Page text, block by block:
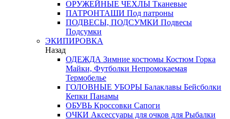
ОРУЖЕЙНЫЕ ЧЕХЛЫ Тканевые
ПАТРОНТАШИ Под патроны
ПОДВЕСЫ, ПОДСУМКИ Подвесы
Подсумки
ЭКИПИРОВКА
Назад
ОДЕЖДА Зимние костюмы Костюм Горка
Майки, Футболки Непромокаемая
Термобелье
ГОЛОВНЫЕ УБОРЫ Балаклавы Бейсболки
Кепки Панамы
ОБУВЬ Кроссовки Сапоги
ОЧКИ Аксессуары для очков для Рыбалки